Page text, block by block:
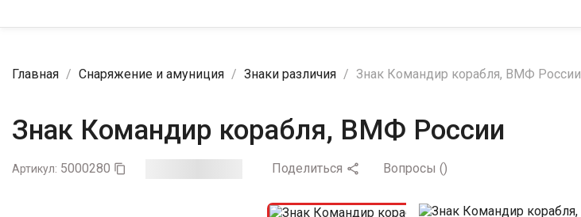
Главная Снаряжение и амуниция Знаки различия Знак Командир корабля, ВМФ России
Знак Командир корабля, ВМФ России
Артикул: 5000280  Поделиться  Вопросы ()